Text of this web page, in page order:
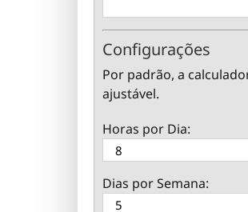
Configurações
Por padrão, a
ajustável.
Horas por Dia:
Dias por Semana: